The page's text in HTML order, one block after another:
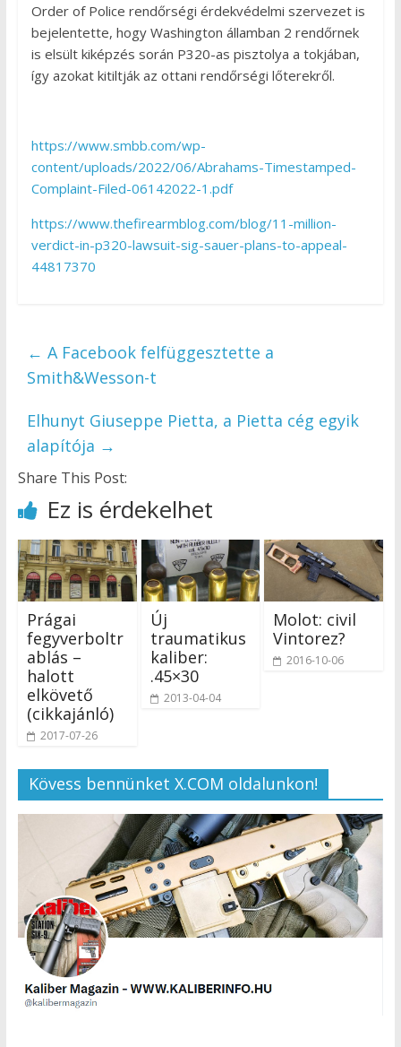
Order of Police rendőrségi érdekvédelmi szervezet is
bejelentette, hogy Washington államban 2 rendőrnek
is elsült kiképzés során P320-as pisztolya a tokjában,
így azokat kitiltják az ottani rendőrségi lőterekről.
https://www.smbb.com/wp-
content/uploads/2022/06/Abrahams-Timestamped-
Complaint-Filed-06142022-1.pdf
https://www.thefirearmblog.com/blog/11-million-
verdict-in-p320-lawsuit-sig-sauer-plans-to-appeal-
44817370
← A Facebook felfüggesztette a
Smith&Wesson-t
Elhunyt Giuseppe Pietta, a Pietta cég egyik
alapítója →
Share This Post:
Ez is érdekelhet
Prágai
fegyverboltr
ablás –
halott
elkövető
(cikkajánló)
2017-07-26
Új
traumatikus
kaliber:
.45×30
2013-04-04
Molot: civil
Vintorez?
2016-10-06
Kövess bennünket X.COM oldalunkon!